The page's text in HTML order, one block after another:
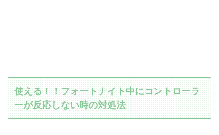
使える！！フォートナイト中にコントローラ
ーが反応しない時の対処法